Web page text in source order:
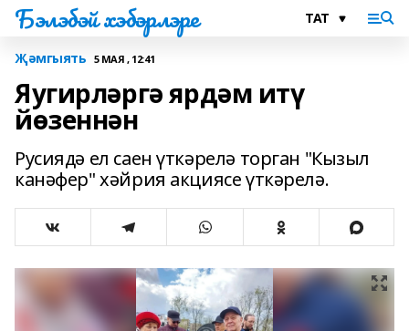
Бэлэбэй хэбэрлэре
Җәмгыять 5 МАЯ , 12:41
Яугирләргә ярдәм итү
йөзеннән
Русиядә ел саен үткәрелә торган "Кызыл
канәфер" хәйрия акциясе үткәрелә.